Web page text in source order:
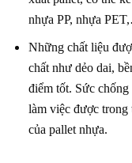
nhựa PP, nhựa
Những chất liệu
chất như dẻo dai,
điểm tốt. Sức chống
làm việc được
của pallet nhựa.